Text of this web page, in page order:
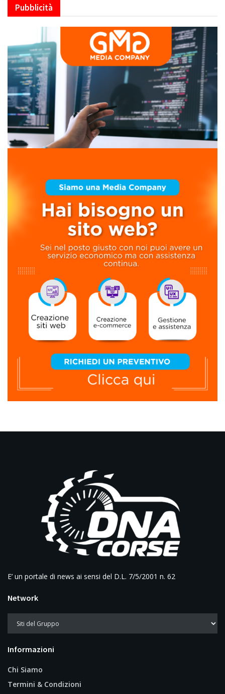
Pubblicità
E’ un portale di news ai sensi del D.L. 7/5/2001 n. 62
Network
Informazioni
Chi Siamo
Termini & Condizioni